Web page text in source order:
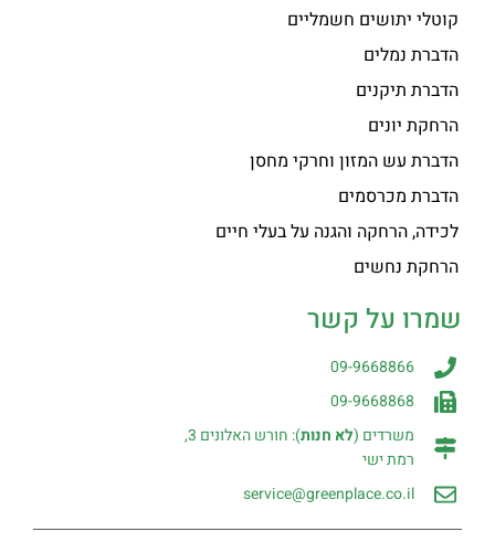
קוטלי יתושים חשמליים
הדברת נמלים
הדברת תיקנים
הרחקת יונים
הדברת עש המזון וחרקי מחסן
הדברת מכרסמים
לכידה, הרחקה והגנה על בעלי חיים
הרחקת נחשים
שמרו על קשר
09-9668866
09-9668868
משרדים (לא חנות): חורש האלונים 3,
רמת ישי
service@greenplace.co.il